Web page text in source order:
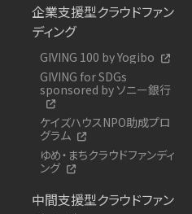
企業支援型クラウドファン
ディング
GIVING 100 by Yogibo
GIVING for SDGs
sponsored by ソニー銀行
ケイズハウスNPO助成プロ
グラム
ゆめ・まちクラウドファンディ
ング
中間支援型クラウドファン